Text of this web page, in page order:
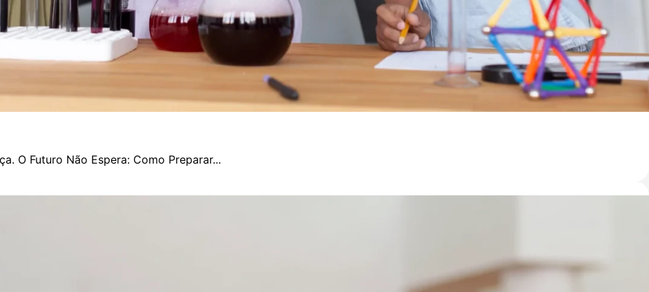
O Futuro Não Espera: Como Preparar...